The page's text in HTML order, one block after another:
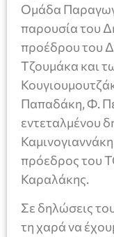
Ομάδα
παρουσία του
προέδρου του
Τζουμάκα και
Παπαδάκη, Φ.
εντεταλμένου
πρόεδρος του
Καραλάκης.
Σε δηλώσεις
τη χαρά να